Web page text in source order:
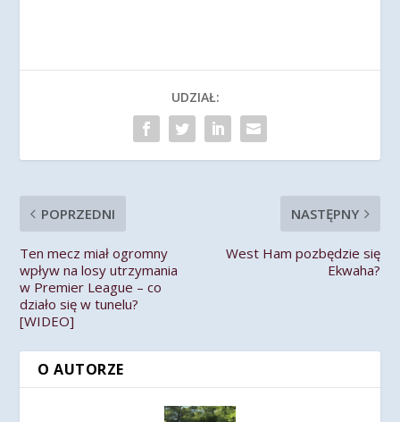
UDZIAŁ:
POPRZEDNI
Ten mecz miał ogromny
wpływ na losy utrzymania
w Premier League – co
działo się w tunelu?
[WIDEO]
NASTĘPNY
West Ham pozbędzie się
Ekwaha?
O AUTORZE